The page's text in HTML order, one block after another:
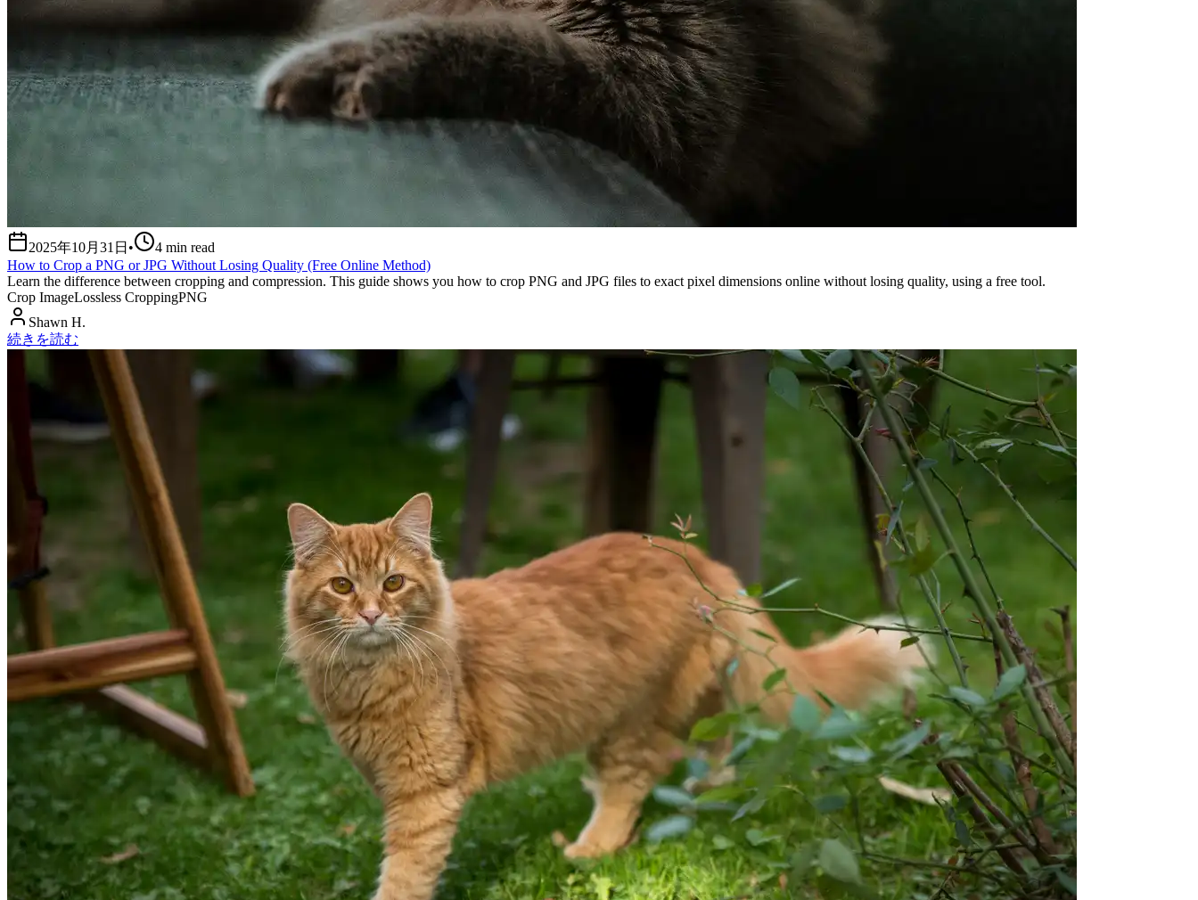
2025年10月31日 • 4 min read
How to Crop a PNG or JPG Without Losing Quality (Free Online Method)
Learn the difference between cropping and compression. This guide shows you how to crop PNG and JPG files to exact pixel dimensions online without losing quality, using a free tool.
Crop ImageLossless CroppingPNG
Shawn H.
続きを読む